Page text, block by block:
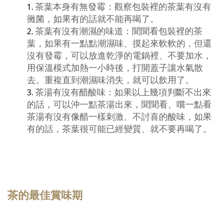
茶葉本身有無發霉：觀察包裝裡的茶葉有沒有
黴菌，如果有的話就不能再喝了。
茶葉有沒有潮濕的味道：聞聞看包裝裡的茶
葉，如果有一點點潮濕味、摸起來軟軟的，但還
沒有發霉，可以放進乾淨的電鍋裡、不要加水，
用保溫模式加熱一小時後，打開蓋子讓水氣散
去。重複直到潮濕味消失，就可以飲用了。
茶湯有沒有醋酸味：如果以上幾項判斷不出來
的話，可以沖一點茶湯出來，聞聞看、嚐一點看
茶湯有沒有像醋一樣刺激、不討喜的酸味，如果
有的話，茶葉很可能已經變質、就不要再喝了。
茶的最佳賞味期